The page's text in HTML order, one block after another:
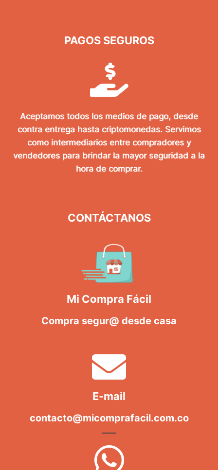
PAGOS SEGUROS
Aceptamos todos los medios de pago, desde
contra entrega hasta criptomonedas. Servimos
como intermediarios entre compradores y
vendedores para brindar la mayor seguridad a la
hora de comprar.
CONTÁCTANOS
Mi Compra Fácil
Compra segur@ desde casa
E-mail
contacto@micomprafacil.com.co